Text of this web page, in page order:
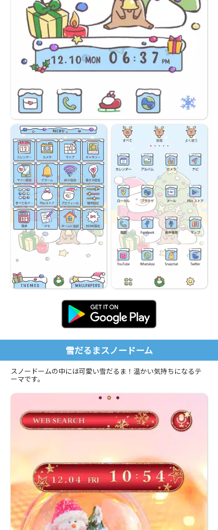
雪だるまスノードーム
スノードームの中には可愛い雪だるま！温かい気持ちになるテ
ーマです。